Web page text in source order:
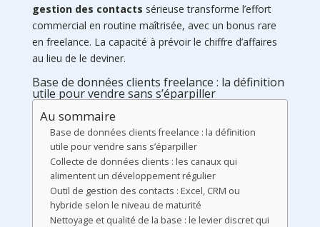
gestion des contacts sérieuse transforme l’effort
commercial en routine maîtrisée, avec un bonus rare
en freelance. La capacité à prévoir le chiffre d’affaires
au lieu de le deviner.
Base de données clients freelance : la définition
utile pour vendre sans s’éparpiller
Au sommaire
Base de données clients freelance : la définition
utile pour vendre sans s’éparpiller
Collecte de données clients : les canaux qui
alimentent un développement régulier
Outil de gestion des contacts : Excel, CRM ou
hybride selon le niveau de maturité
Nettoyage et qualité de la base : le levier discret qui